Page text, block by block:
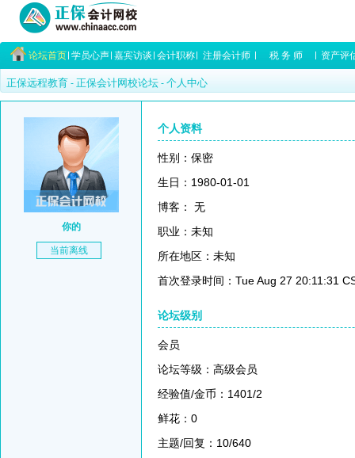
论坛首页 学员心声 嘉宾访谈 会计职称 注册会计师 税 务 师 资产评
正保远程教育 - 正保会计网校论坛 - 个人中心
你的
当前离线
个人资料
性别：保密
生日：1980-01-01
博客： 无
职业：未知
所在地区：未知
首次登录时间：Tue Aug 27 20:11:31
论坛级别
会员
论坛等级：高级会员
经验值/金币：1401/2
鲜花：0
主题/回复：10/640